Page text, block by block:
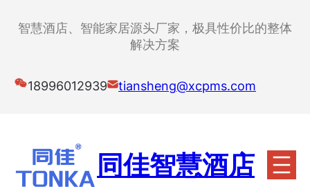
智慧酒店、智能家居源头厂家，极具性价比的整体
解决方案
18996012939 tiansheng@xcpms.com
同佳智慧酒店